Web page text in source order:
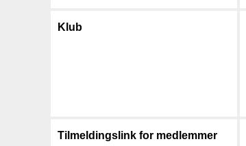
Klub
Tilmeldingslink for medlemmer